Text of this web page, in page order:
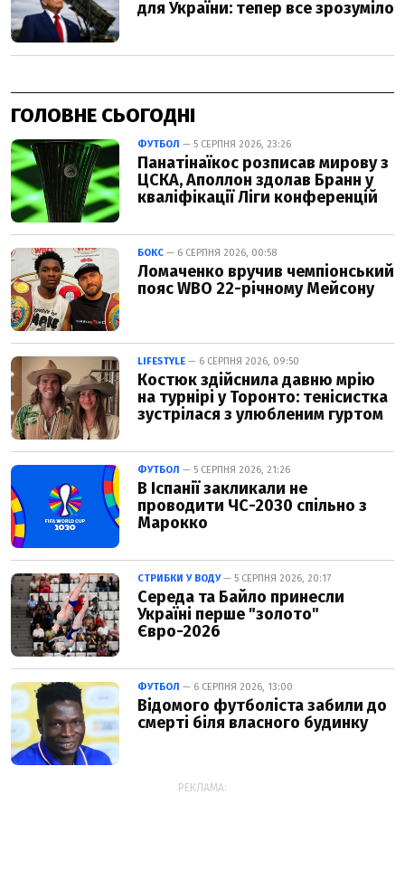
ГОЛОВНЕ СЬОГОДНІ
ФУТБОЛ — 5 СЕРПНЯ 2026, 23:26
Панатінаїкос розписав мирову з
ЦСКА, Аполлон здолав Бранн у
кваліфікації Ліги конференцій
БОКС — 6 СЕРПНЯ 2026, 00:58
Ломаченко вручив чемпіонський
пояс WBO 22-річному Мейсону
LIFESTYLE — 6 СЕРПНЯ 2026, 09:50
Костюк здійснила давню мрію
на турнірі у Торонто: тенісистка
зустрілася з улюбленим гуртом
ФУТБОЛ — 5 СЕРПНЯ 2026, 21:26
В Іспанії закликали не
проводити ЧС-2030 спільно з
Марокко
СТРИБКИ У ВОДУ— 5 СЕРПНЯ 2026, 20:17
Середа та Байло принесли
Україні перше "золото"
Євро-2026
ФУТБОЛ — 6 СЕРПНЯ 2026, 13:00
Відомого футболіста забили до
смерті біля власного будинку
РЕКЛАМА: